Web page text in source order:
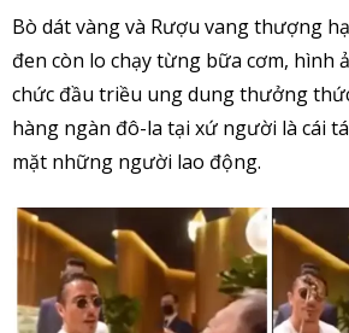
Bò dát vàng và Rượu vang thượng
đen còn lo chạy từng bữa cơm, hình
chức đầu triều ung dung thưởng
hàng ngàn đô-la tại xứ người là cái
mặt những người lao động.